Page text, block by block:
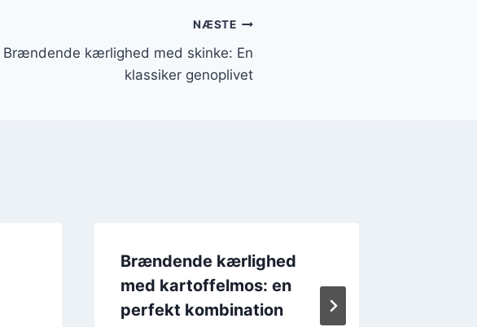
NÆSTE
Brændende kærlighed med skinke: En
klassiker genoplivet
Brændende kærlighed
med kartoffelmos: en
perfekt kombination